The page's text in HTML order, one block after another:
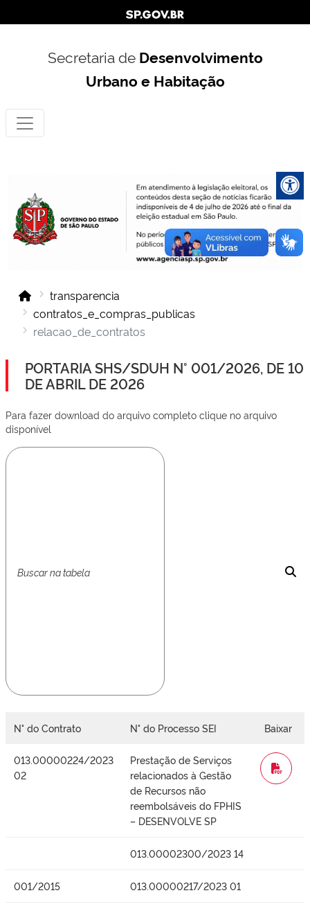
Secretaria de Desenvolvimento
Urbano e Habitação
transparencia
contratos_e_compras_publicas
relacao_de_contratos
PORTARIA SHS/SDUH N° 001/2026, DE 10
DE ABRIL DE 2026
Para fazer download do arquivo completo clique no arquivo
disponível
N° do Contrato N° do Processo SEI Baixar
013.00000224/2023
02
Prestação de Serviços
relacionados à Gestão
de Recursos não
reembolsáveis do FPHIS
– DESENVOLVE SP
WORD
013.00002300/2023 14
001/2015 013.00000217/2023 01